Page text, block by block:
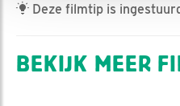
Deze filmtip is
BEKIJK MEER